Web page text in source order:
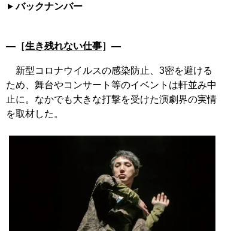
バックナンバー
―［生き残れない仕事］―
新型コロナウイルスの感染防止、3密を避ける
ため、舞台やコンサート等のイベントは軒並み中
止に。なかでも大きな打撃を受けた演劇界の実情
を取材した。